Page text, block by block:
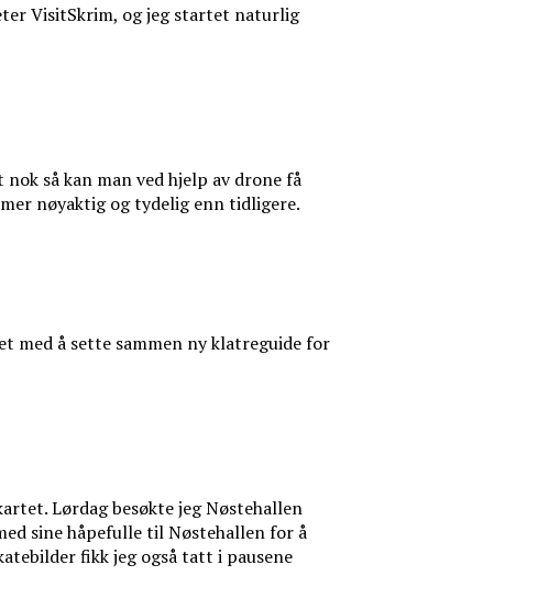
VisitSkrim, og jeg startet naturlig
så kan man ved hjelp av drone få
nøyaktig og tydelig enn tidligere.
med å sette sammen ny klatreguide for
Lørdag besøkte jeg Nøstehallen
sine håpefulle til Nøstehallen for å
fikk jeg også tatt i pausene